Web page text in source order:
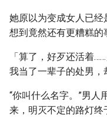
她原以为变成女人已
想到竟然还有更糟糕的
「算了，好歹还活着
我当了一辈子的处男，
“你叫什么名字。”男人
来，明灭不定的路灯终